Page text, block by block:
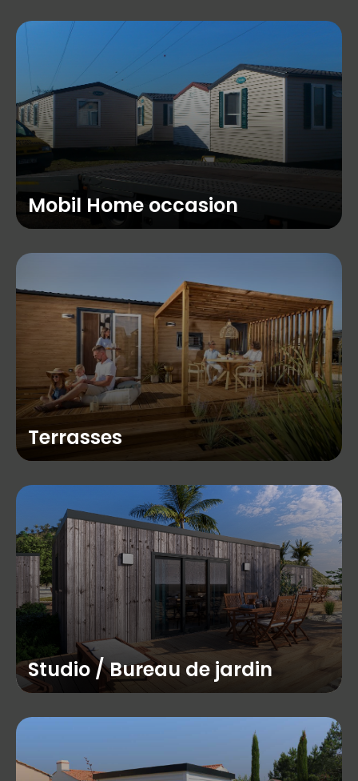
Mobil Home occasion
Terrasses
Studio / Bureau de jardin